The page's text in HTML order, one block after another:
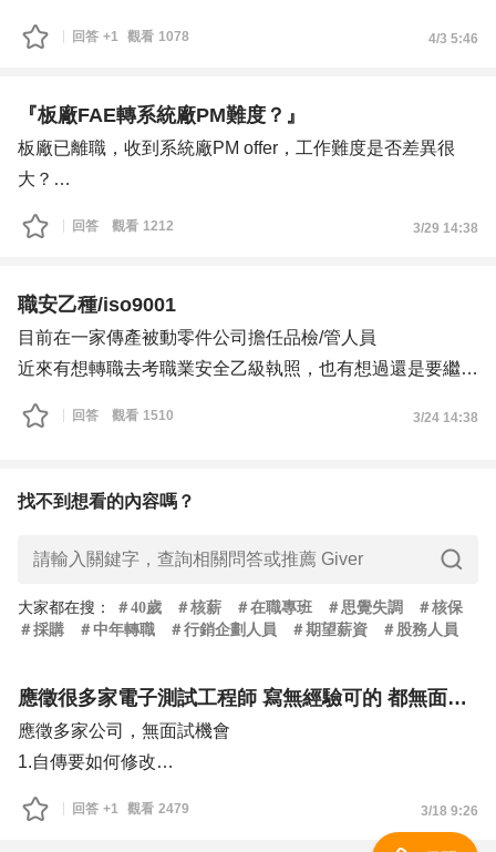
證明思維： 如何將這些專案優化，使其在面試時成為證明
期待與有相關背景、或同樣走過「在職進修」之路的學長姐
月。部門是去年新成立的，和PCB無關，主要開發散熱器
西也還在量產階段，能學到的專業技能存在不確定性
第二間是中大型公司（約1000人），職位為研發副工程
師，主要是用新材料開發MLCC，核薪34K。年終約1～2個
為由工程師帶領進行實驗，需要閱讀論文、操作機台，偶爾
以個性而言，我較傾向第一間公司，相對穩定且壓力較小；
但未來若轉職，可能只能靠大公司的光環
第二間公司較具挑戰性，有機會學習技術，但研發工作需要
曾因實驗反覆受挫，看著繁雜的數據而感到煩躁，擔心這職
面，我也希望利用下班時間準備多益考試，如果工作壓力太
目前在穩定與成長之間感到猶豫，因此希望能請前輩給我些
建議，非常感謝
Taiwan for many years, just want to change new job I just
got bored i find my job has no growth for many years and
job there until i resign because i feel myself left alone. So i
want to change for new environment challenge and
growth? Thank you.
回答 +1 觀看 1078 4/3 5:46
『板廠FAE轉系統廠PM難度？』
板廠已離職，收到系統廠PM offer，工作難度是否差異很
大？
年薪漲幅多少划算？或是建議再等待其他機會（跨到封裝廠
回答 觀看 1212 3/29 14:38
職安乙種/iso9001
目前在一家傳產被動零件公司擔任品檢/管人員
近來有想轉職去考職業安全乙級執照，也有想過還是要繼續
相關工作專攻相關iso證照，會猶豫不決就是找不到自己的
目標 不知道該走那個方向，又怕繼續相關工作考了證照也
回答 觀看 1510 3/24 14:38
找不到想看的內容嗎？
大家都在搜 ： ＃40歲 ＃核薪 ＃在職專班 ＃ 思覺失調 ＃核保
＃採購 ＃中年轉職 ＃行銷企劃人員 ＃期望薪資 ＃ 股務人員
應徵很多家電子測試工程師 寫無經驗可的 都無面試機會謝謝
應徵多家公司，無面試機會
1.自傳要如何修改
2.因為有可靠度及電腦廠的外觀檢測經驗想轉職到電子測試
業，但應徵公司都無發面試通知
回答 +1 觀看 2479 3/18 9:26